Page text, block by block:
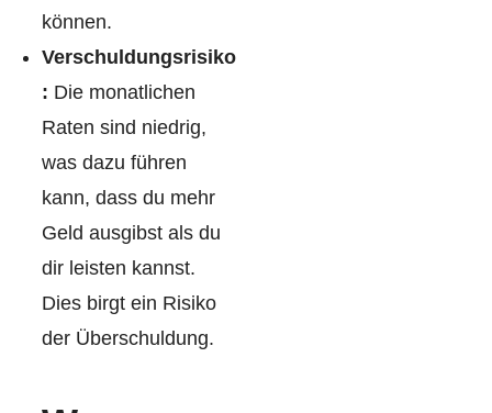
können.
Verschuldungsrisiko
: Die monatlichen
Raten sind niedrig,
was dazu führen
kann, dass du mehr
Geld ausgibst als du
dir leisten kannst.
Dies birgt ein Risiko
der Überschuldung.